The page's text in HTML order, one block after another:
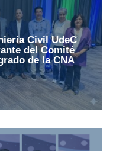
Civil UdeC
del Comité
de la CNA